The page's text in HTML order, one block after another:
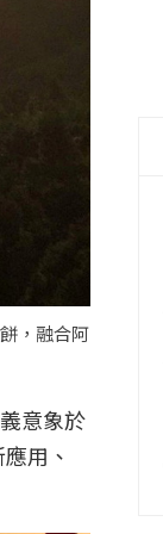
，融合阿
意象於
用、